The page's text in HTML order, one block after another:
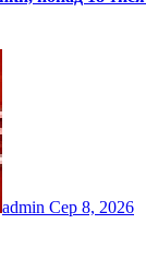
admin Сер 8, 2026